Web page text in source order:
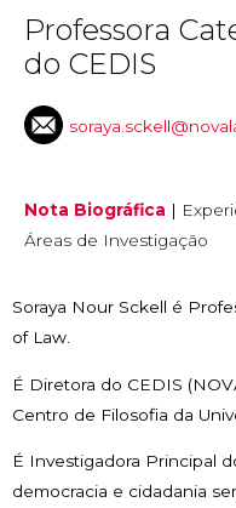
Professora
do CEDIS
Nota Biográfica |
Áreas de Investigação
Soraya Nour Sckell é
of Law.
É Diretora do CEDIS
Centro de Filosofia da
É Investigadora Principal
democracia e cidadania